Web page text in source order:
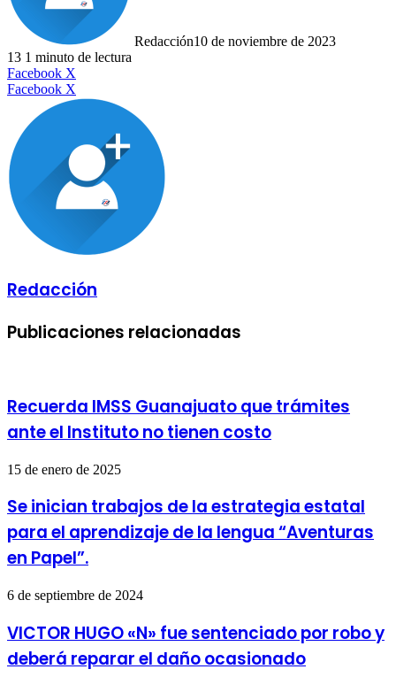
Redacción10 de noviembre de 2023
13 1 minuto de lectura
Facebook X
Facebook X
por
electrónico
Redacción
Publicaciones relacionadas
Recuerda IMSS Guanajuato que trámites
ante el Instituto no tienen costo
15 de enero de 2025
Se inician trabajos de la estrategia estatal
para el aprendizaje de la lengua “Aventuras
en Papel”.
6 de septiembre de 2024
VICTOR HUGO «N» fue sentenciado por robo y
deberá reparar el daño ocasionado